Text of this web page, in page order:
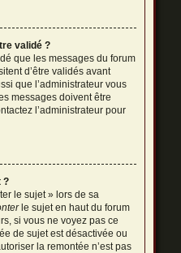
validé ?
que les messages du forum
d’être validés avant
que l’administrateur vous
messages doivent être
l’administrateur pour
?
le sujet » lors de sa
le sujet en haut du forum
si vous ne voyez pas ce
de sujet est désactivée ou
la remontée n’est pas